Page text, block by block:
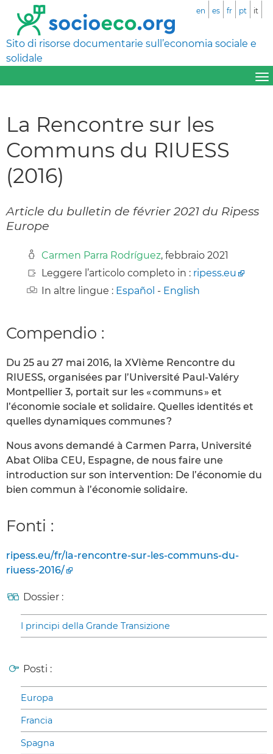
Sito di risorse documentarie sull’economia sociale e
solidale
en es fr pt it
La Rencontre sur les
Communs du RIUESS
(2016)
Article du bulletin de février 2021 du Ripess
Europe
Carmen Parra Rodríguez, febbraio 2021
Leggere l’articolo completo in : ripess.eu
In altre lingue : Español - English
Compendio :
Du 25 au 27 mai 2016, la XVIème Rencontre du
RIUESS, organisées par l’Université Paul-Valéry
Montpellier 3, portait sur les « communs » et
l’économie sociale et solidaire. Quelles identités et
quelles dynamiques communes ?
Nous avons demandé à Carmen Parra, Université
Abat Oliba CEU, Espagne, de nous faire une
introduction sur son intervention: De l’économie du
bien commun à l’économie solidaire.
Fonti :
ripess.eu/fr/la-rencontre-sur-les-communs-du-
riuess-2016/
Dossier :
I principi della Grande Transizione
Posti :
Europa
Francia
Spagna